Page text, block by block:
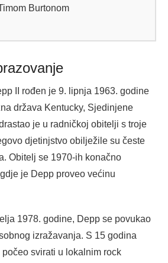
Burtonom
II rođen je 9. lipnja 1963. godine
država Kentucky, Sjedinjene
je u radničkoj obitelji s troje
djetinjstvo obilježile su česte
Obitelj se 1970-ih konačno
je Depp proveo većinu
1978. godine, Depp se povukao
izražavanja. S 15 godina
svirati u lokalnim rock